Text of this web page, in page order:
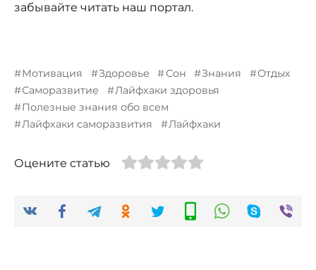
забывайте читать наш портал.
Мотивация Здоровье Сон Знания
Отдых
Саморазвитие
Лайфхаки здоровья
Полезные знания обо всем
Лайфхаки саморазвития
Лайфхаки
Оцените статью